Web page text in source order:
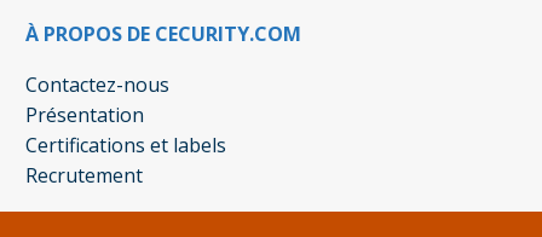
À PROPOS DE CECURITY.COM
Contactez-nous
Présentation
Certifications et labels
Recrutement